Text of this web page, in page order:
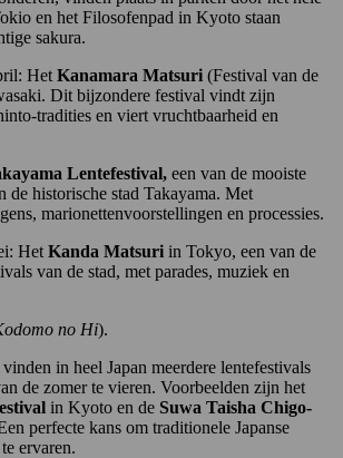
en het Filosofenpad in Kyoto staan
sakura.
Het Kanamara Matsuri (Festival van de
Dit bijzondere festival vindt zijn
tradities en viert vruchtbaarheid en
Lentefestival, een van de mooiste
de historische stad Takayama. Met
marionettenvoorstellingen en processies.
Het Kanda Matsuri in Tokyo, een van de
van de stad, met parades, muziek en
no Hi).
in heel Japan meerdere lentefestivals
de zomer te vieren. Voorbeelden zijn het
in Kyoto en de Suwa Taisha Chigo-
perfecte kans om traditionele Japanse
ervaren.